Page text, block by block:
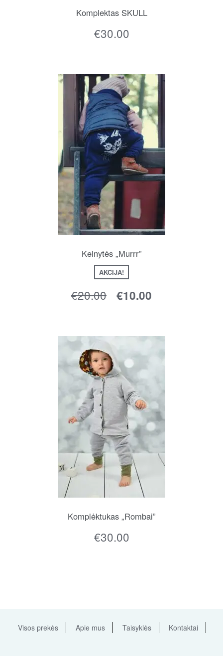
Komplektas SKULL
€30.00
Kelnytės „Murrr”
AKCIJA!
€20.00 €10.00
Komplėktukas „Rombai”
€30.00
Visos prekės Apie mus Taisyklės Kontaktai